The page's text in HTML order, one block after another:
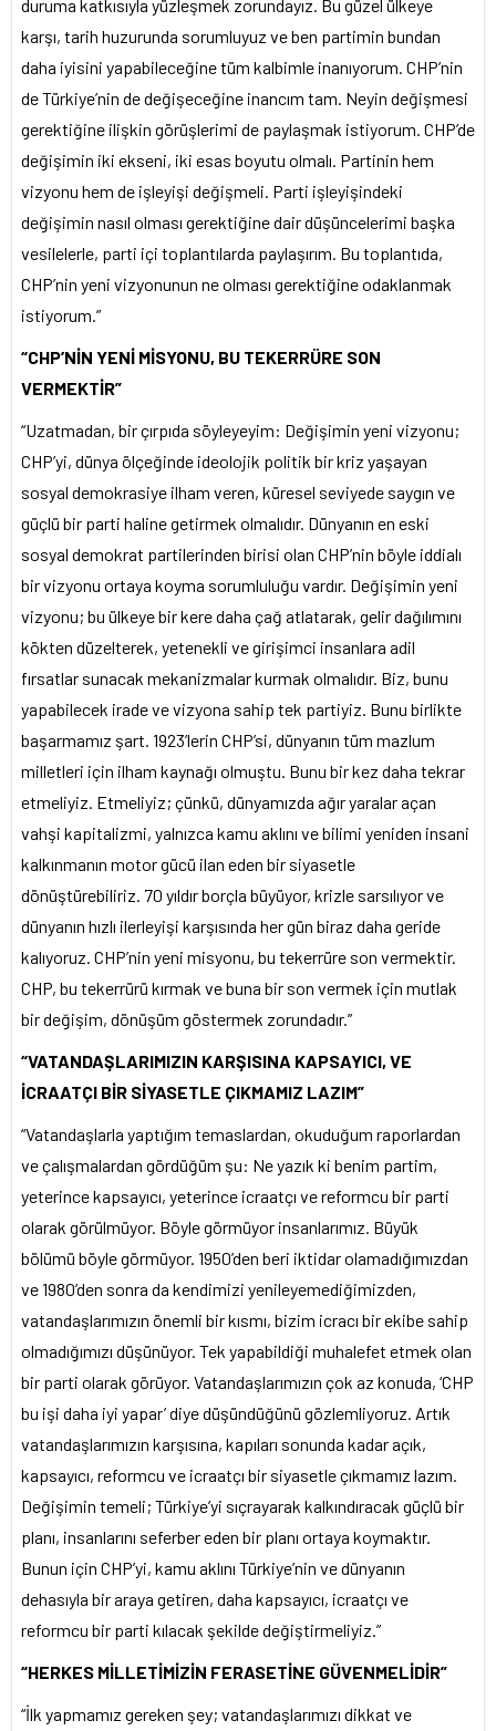
duruma katkısıyla yüzleşmek zorundayız. Bu güzel ülkeye
karşı, tarih huzurunda sorumluyuz ve ben partimin bundan
daha iyisini yapabileceğine tüm kalbimle inanıyorum. CHP’nin
de Türkiye’nin de değişeceğine inancım tam. Neyin değişmesi
gerektiğine ilişkin görüşlerimi de paylaşmak istiyorum. CHP’de
değişimin iki ekseni, iki esas boyutu olmalı. Partinin hem
vizyonu hem de işleyişi değişmeli. Parti işleyişindeki
değişimin nasıl olması gerektiğine dair düşüncelerimi başka
vesilelerle, parti içi toplantılarda paylaşırım. Bu toplantıda,
CHP’nin yeni vizyonunun ne olması gerektiğine odaklanmak
istiyorum.”
“CHP’NİN YENİ MİSYONU, BU TEKERRÜRE SON
VERMEKTİR”
“Uzatmadan, bir çırpıda söyleyeyim: Değişimin yeni vizyonu;
CHP’yi, dünya ölçeğinde ideolojik politik bir kriz yaşayan
sosyal demokrasiye ilham veren, küresel seviyede saygın ve
güçlü bir parti haline getirmek olmalıdır. Dünyanın en eski
sosyal demokrat partilerinden birisi olan CHP’nin böyle iddialı
bir vizyonu ortaya koyma sorumluluğu vardır. Değişimin yeni
vizyonu; bu ülkeye bir kere daha çağ atlatarak, gelir dağılımını
kökten düzelterek, yetenekli ve girişimci insanlara adil
fırsatlar sunacak mekanizmalar kurmak olmalıdır. Biz, bunu
yapabilecek irade ve vizyona sahip tek partiyiz. Bunu birlikte
başarmamız şart. 1923’lerin CHP’si, dünyanın tüm mazlum
milletleri için ilham kaynağı olmuştu. Bunu bir kez daha tekrar
etmeliyiz. Etmeliyiz; çünkü, dünyamızda ağır yaralar açan
vahşi kapitalizmi, yalnızca kamu aklını ve bilimi yeniden insani
kalkınmanın motor gücü ilan eden bir siyasetle
dönüştürebiliriz. 70 yıldır borçla büyüyor, krizle sarsılıyor ve
dünyanın hızlı ilerleyişi karşısında her gün biraz daha geride
kalıyoruz. CHP’nin yeni misyonu, bu tekerrüre son vermektir.
CHP, bu tekerrürü kırmak ve buna bir son vermek için mutlak
bir değişim, dönüşüm göstermek zorundadır.”
“VATANDAŞLARIMIZIN KARŞISINA KAPSAYICI, VE
İCRAATÇI BİR SİYASETLE ÇIKMAMIZ LAZIM”
“Vatandaşlarla yaptığım temaslardan, okuduğum raporlardan
ve çalışmalardan gördüğüm şu: Ne yazık ki benim partim,
yeterince kapsayıcı, yeterince icraatçı ve reformcu bir parti
olarak görülmüyor. Böyle görmüyor insanlarımız. Büyük
bölümü böyle görmüyor. 1950’den beri iktidar olamadığımızdan
ve 1980’den sonra da kendimizi yenileyemediğimizden,
vatandaşlarımızın önemli bir kısmı, bizim icracı bir ekibe sahip
olmadığımızı düşünüyor. Tek yapabildiği muhalefet etmek olan
bir parti olarak görüyor. Vatandaşlarımızın çok az konuda, ‘CHP
bu işi daha iyi yapar’ diye düşündüğünü gözlemliyoruz. Artık
vatandaşlarımızın karşısına, kapıları sonunda kadar açık,
kapsayıcı, reformcu ve icraatçı bir siyasetle çıkmamız lazım.
Değişimin temeli; Türkiye’yi sıçrayarak kalkındıracak güçlü bir
planı, insanlarını seferber eden bir planı ortaya koymaktır.
Bunun için CHP’yi, kamu aklını Türkiye’nin ve dünyanın
dehasıyla bir araya getiren, daha kapsayıcı, icraatçı ve
reformcu bir parti kılacak şekilde değiştirmeliyiz.”
“HERKES MİLLETİMİZİN FERASETİNE GÜVENMELİDİR”
“İlk yapmamız gereken şey; vatandaşlarımızı dikkat ve